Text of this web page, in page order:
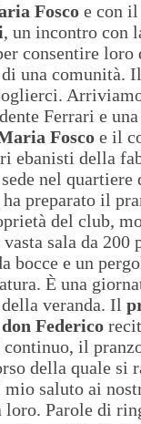
Fosco e con
, un incontro con
consentire loro
una comunità.
Ferrari e
Fosco e il
ebanisti della
nel
preparato il
del club,
sala da 200
bocce e un
È una
veranda. Il
don Federico
il
della quale si
saluto ai
Parole di